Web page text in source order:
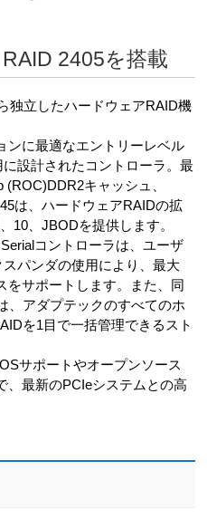
2405を搭載
独立したハードウェアRAID機
ンに最適なエントリーレベル
設計されたコントローラ。最
キャッシュ、
は、ハードウェアRAIDの拡
10、JBODを提供します。
コントローラは、ユーザ
パンダの使用により、最大
をサポートします。また、同
、アダプテックのすべてのホ
を1目で一括管理できるスト
サポートやオープンソース
、最新のPCIeシステムとの高